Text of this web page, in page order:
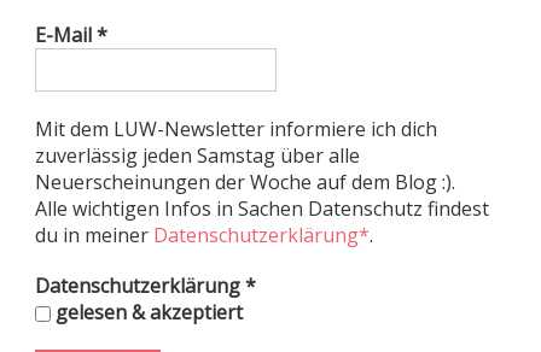
E-Mail*
Mit dem LUW-Newsletter informiere ich dich
zuverlässig jeden Samstag über alle
Neuerscheinungen der Woche auf dem Blog :).
Alle wichtigen Infos in Sachen Datenschutz findest
du in meiner Datenschutzerklärung*.
Datenschutzerklärung*
gelesen & akzeptiert